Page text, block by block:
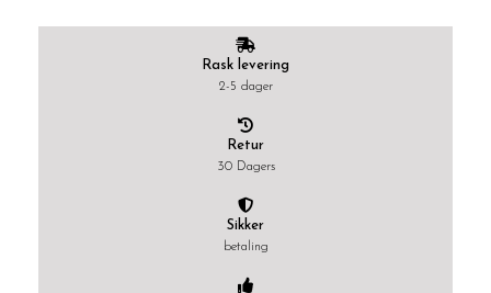
Rask levering
2-5 dager
Retur
30 Dagers
Sikker
betaling